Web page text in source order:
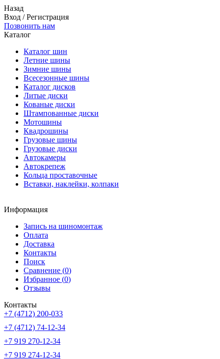
Назад
Вход /Регистрация
Позвонить нам
Каталог
Каталог шин
Летние шины
Зимние шины
Всесезонные шины
Каталог дисков
Литые диски
Кованые диски
Штампованные диски
Мотошины
Квадрошины
Грузовые шины
Грузовые диски
Автокамеры
Автокрепеж
Кольца проставочные
Вставки, наклейки, колпаки
Информация
Запись на шиномонтаж
Оплата
Доставка
Контакты
Поиск
Сравнение (0)
Избранное (0)
Отзывы
Контакты
+7 (4712) 200-033
+7 (4712) 74-12-34
+7 919 270-12-34
+7 919 274-12-34